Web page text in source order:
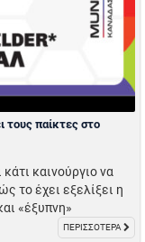
τους παίκτες στο
καινούργιο να
το έχει εξελίξει η
«έξυπνη»
ΠΕΡΙΣΣΟΤΕΡΑ